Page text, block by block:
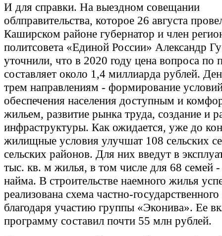
И для справки. На выездном совещании
облправительства, которое 26 августа
Каширском районе губернатор и член
политсовета «Единой России» Александр
уточнили, что в 2020 году цена вопроса по
составляет около 1,4 миллиарда рублей.
трем направлениям - формирование
обеспечения населения доступным и
жильем, развитие рынка труда, создание и
инфраструктуры. Как ожидается, уже до
жилищные условия улучшат 108 сельских
сельских районов. Для них введут в
тыс. кв. м жилья, в том числе для 68 семей
найма. В строительстве наемного жилья
реализована схема частно-
благодаря участию группы «Эконива». Ее
программу составил почти 55 млн рублей.